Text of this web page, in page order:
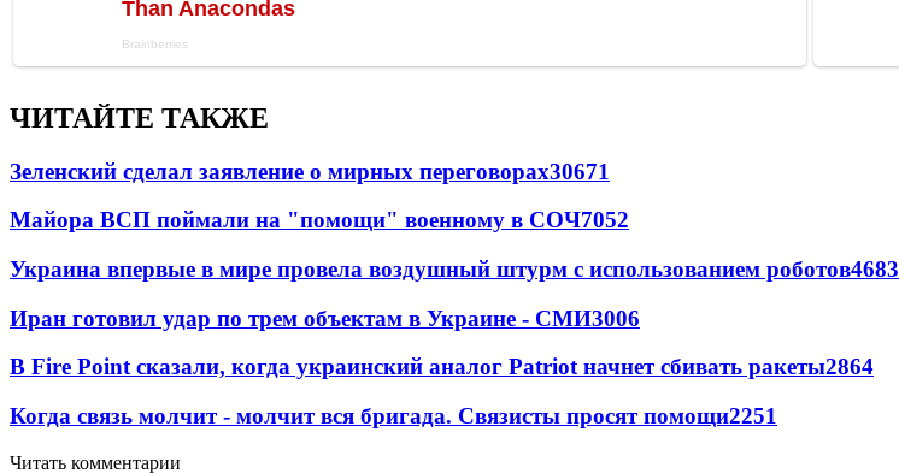
ЧИТАЙТЕ ТАКЖЕ
Зеленский сделал заявление о мирных переговорах30671
Майора ВСП поймали на "помощи" военному в СОЧ7052
Украина впервые в мире провела воздушный штурм с использованием роботов4683
Иран готовил удар по трем объектам в Украине - СМИ3006
В Fire Point сказали, когда украинский аналог Patriot начнет сбивать ракеты2864
Когда связь молчит - молчит вся бригада. Связисты просят помощи2251
Читать комментарии